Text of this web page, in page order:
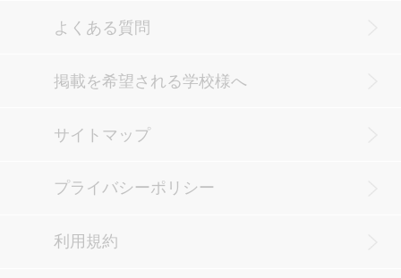
よくある質問
掲載を希望される学校様へ
サイトマップ
プライバシーポリシー
利用規約